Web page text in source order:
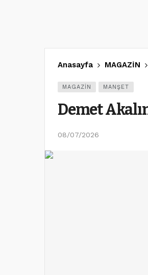
Anasayfa MAGAZİN
MAGAZİN MANŞET
Demet
08/07/2026